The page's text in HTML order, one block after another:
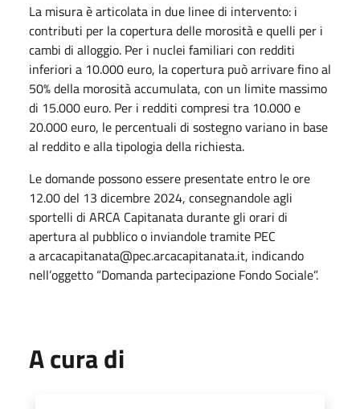
La misura è articolata in due linee di intervento: i
contributi per la copertura delle morosità e quelli per i
cambi di alloggio. Per i nuclei familiari con redditi
inferiori a 10.000 euro, la copertura può arrivare fino al
50% della morosità accumulata, con un limite massimo
di 15.000 euro. Per i redditi compresi tra 10.000 e
20.000 euro, le percentuali di sostegno variano in base
al reddito e alla tipologia della richiesta.
Le domande possono essere presentate entro le ore
12.00 del 13 dicembre 2024, consegnandole agli
sportelli di ARCA Capitanata durante gli orari di
apertura al pubblico o inviandole tramite PEC
a arcacapitanata@pec.arcacapitanata.it, indicando
nell’oggetto “Domanda partecipazione Fondo Sociale”.
A cura di